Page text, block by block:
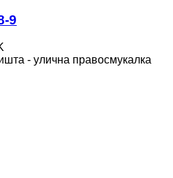
9
- улична правосмукалка